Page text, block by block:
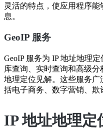
灵活的特点，使应用程序
息。
GeoIP 服务
GeoIP 服务为 IP 地址地理
库查询、实时查询和高级
地理定位见解。这些服务
括电子商务、数字营销、欺
IP 地址地理定